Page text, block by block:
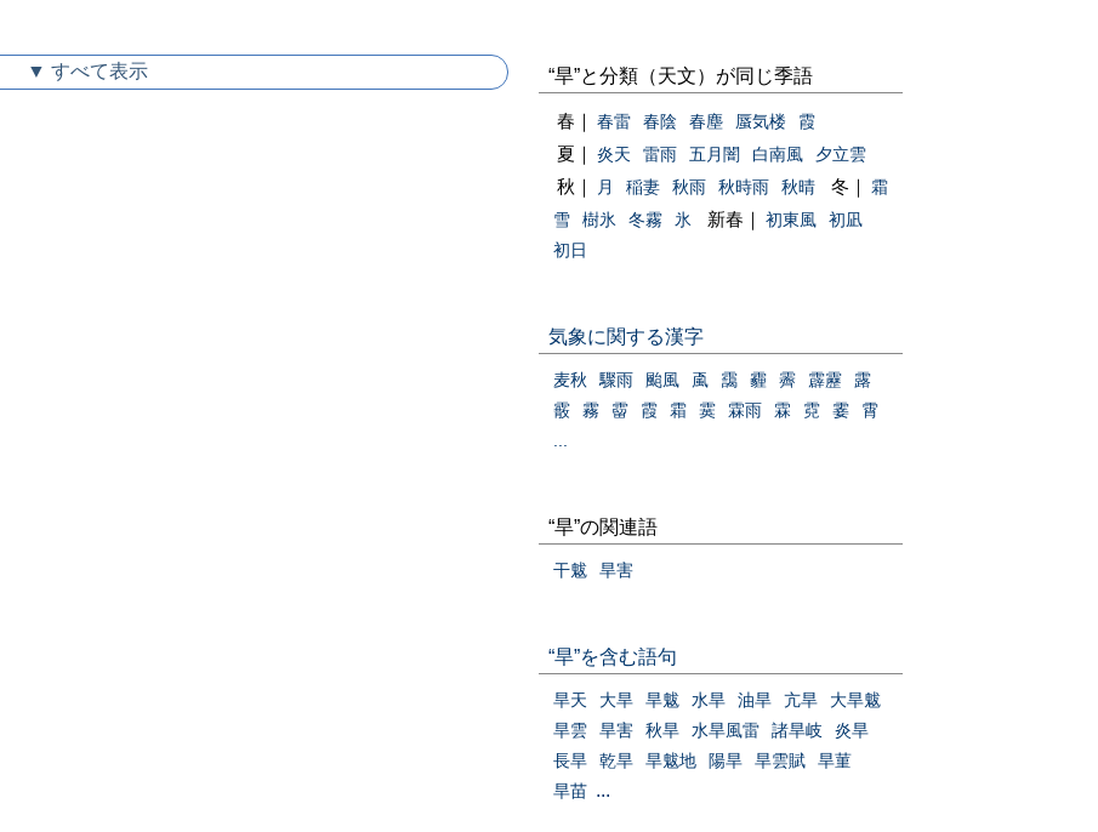
▼ すべて表示 “旱”と分類（天文）が同じ季語
春｜ 春雷 春陰 春塵 蜃気楼 霞
夏｜ 炎天 雷雨 五月闇 白南風 夕立雲
秋｜ 月 稲妻 秋雨 秋時雨 秋晴 冬｜
霜
雪
樹氷 冬霧 氷 新春｜ 初東風
初凪
初日
気象に関する漢字
麦秋 驟雨 颱風 颪 靄 霾 霽 霹靂
露
霰
霧 霤 霞 霜 霙 霖雨 霖 霓 霎
霄
“旱”の関連語
干魃 旱害
“旱”を含む語句
旱天 大旱 旱魃 水旱 油旱 亢旱
大旱魃
旱雲
旱害 秋旱 水旱風雷 諸旱岐
炎旱
長旱
乾旱 旱魃地 陽旱 旱雲賦
旱菫
旱苗 ...